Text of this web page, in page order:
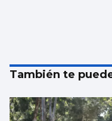
También te